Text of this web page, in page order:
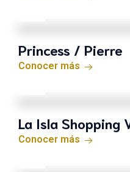
Princess / Pierre
Conocer más
La Isla Shopping
Conocer más